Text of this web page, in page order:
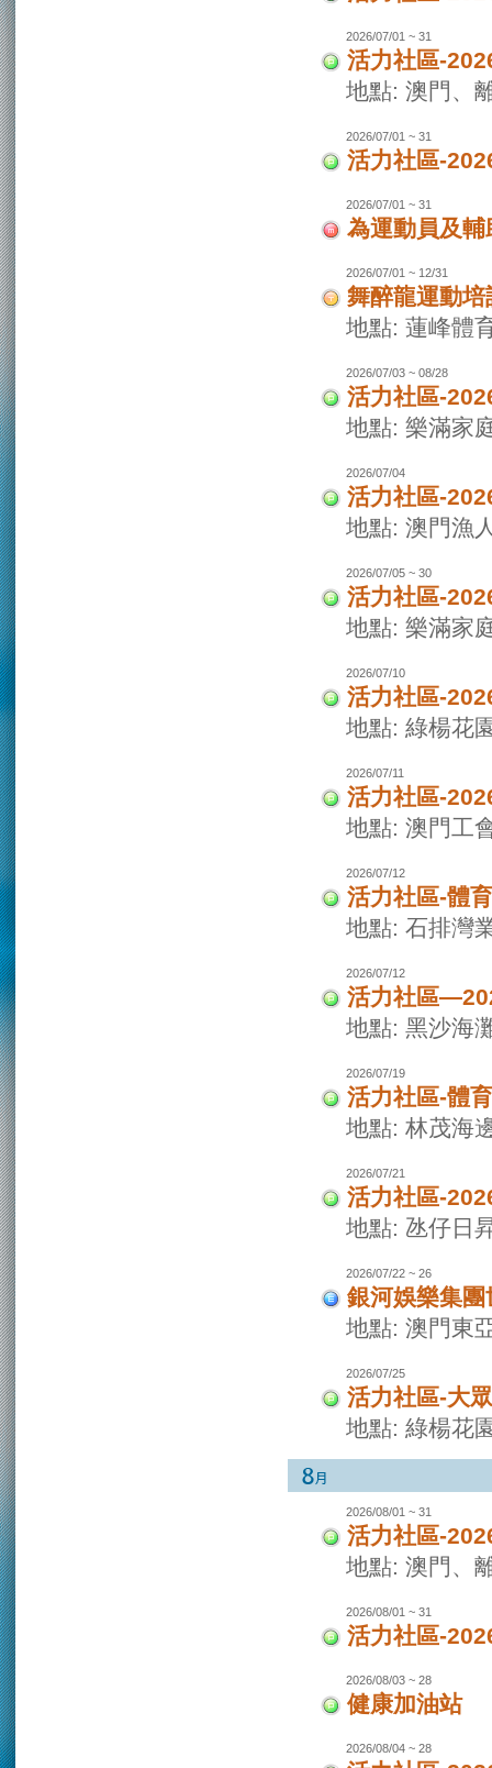
2026/07/01 ~ 31
活力社區-
地點: 澳門、
2026/07/01 ~ 31
活力社區-
2026/07/01 ~ 31
為運動員及
2026/07/01 ~ 12/31
舞醉龍運動培
地點: 蓮峰體
2026/07/03 ~ 08/28
活力社區-
地點: 樂滿家
2026/07/04
活力社區-
地點: 澳門漁
2026/07/05 ~ 30
活力社區-
地點: 樂滿家
2026/07/10
活力社區-
地點: 綠楊花
2026/07/11
活力社區-
地點: 澳門工
2026/07/12
活力社區-體
地點: 石排灣
2026/07/12
活力社區
地點: 黑沙海
2026/07/19
活力社區-體
地點: 林茂海
2026/07/21
活力社區-
地點: 氹仔日
2026/07/22 ~ 26
銀河娛樂集
地點: 澳門東
2026/07/25
活力社區-大
地點: 綠楊花
2026/08/01 ~ 31
活力社區-
地點: 澳門、
2026/08/01 ~ 31
活力社區-
2026/08/03 ~ 28
健康加油站
2026/08/04 ~ 28